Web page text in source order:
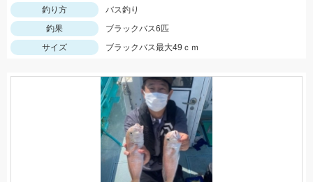
釣り方
バス釣り
釣果
ブラックバス6匹
サイズ
ブラックバス最大49ｃｍ